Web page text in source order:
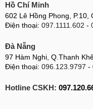
Nguồn
gốc
Là Pin linh
xuất bởi
không
Giá
Giá rẻ và
Hồ Chí Minh
602 Lê Hồng Phong, P.10,
Điện thoại: 097.1111.602 -
Đà Nẵng
97 Hàm Nghi, Q.Thanh
Điện thoại: 096.123.9797 -
Hotline CSKH: